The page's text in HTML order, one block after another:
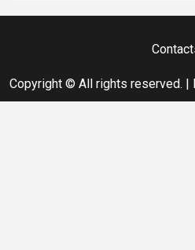
Copyright © All rights reserved. |